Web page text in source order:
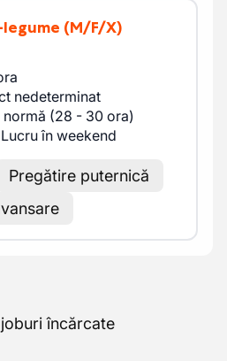
legume (M/F/X)
nedeterminat
normă (28 - 30 ora)
în weekend
Pregătire puternică
încărcate